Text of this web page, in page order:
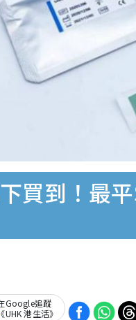
買到！最
Google追蹤
《UHK 港生活》